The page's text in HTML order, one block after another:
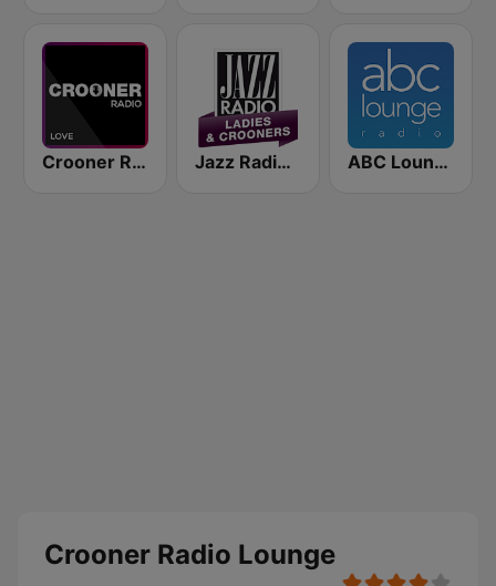
Crooner Radio Love Jazz Radio Ladies & Crooners ABC Lounge Jazz
Crooner Radio Lounge